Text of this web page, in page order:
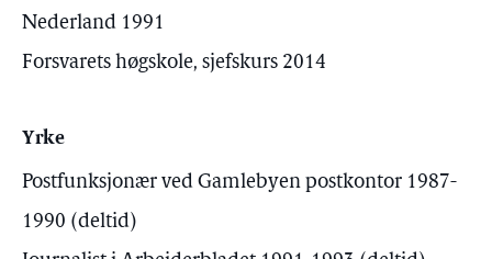
Nederland 1991
Forsvarets høgskole, sjefskurs 2014
Yrke
Postfunksjonær ved Gamlebyen postkontor 1987-
1990 (deltid)